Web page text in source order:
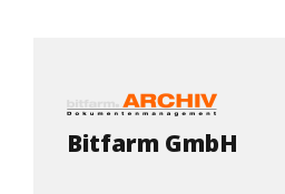
Bitfarm GmbH